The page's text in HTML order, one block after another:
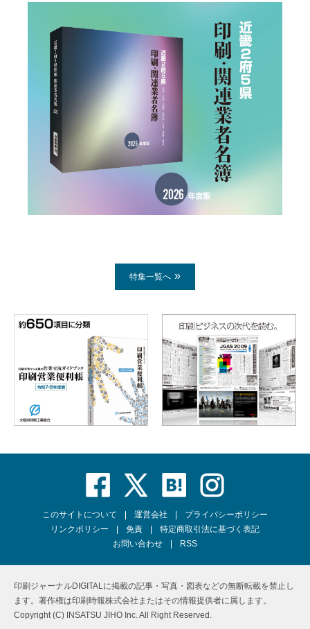
特集一覧へ
このサイトについて 運営会社
プライバシーポリシー
リンクポリシー
免責
特定商取引法に基づく表記
お問い合わせ
RSS
印刷ジャーナルDIGITALに掲載の記事・写真・図表などの無断転載を禁止し
ます。著作権は印刷時報株式会社またはその情報提供者に属します。
Copyright (C) INSATSU JIHO Inc. All Right Reserved.